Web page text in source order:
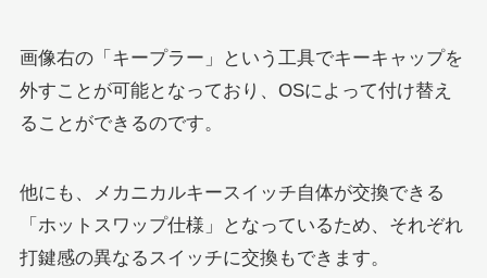
画像右の「キープラー」という工具でキーキャップを
外すことが可能となっており、OSによって付け替え
ることができるのです。
他にも、メカニカルキースイッチ自体が交換できる
「ホットスワップ仕様」となっているため、それぞれ
打鍵感の異なるスイッチに交換もできます。